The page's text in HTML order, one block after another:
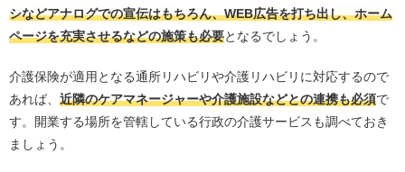
シなどアナログでの宣伝はもちろん、WEB広告を打ち出し、ホーム
ページを充実させるなどの施策も必要となるでしょう。
介護保険が適用となる通所リハビリや介護リハビリに対応するので
あれば、 近隣のケアマネージャーや介護施設などとの連携も必須で
す。開業する場所を管轄している行政の介護サービスも調べておき
ましょう。